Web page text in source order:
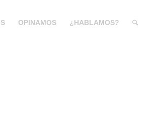
OPINAMOS ¿HABLAMOS?